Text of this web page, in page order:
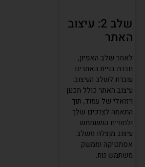
שלב 2: עיצוב
האתר
לאחר שלב האפיון,
חברת בניית האתרים
עוברת לשלב העיצוב.
עיצוב האתר כולל תכנון
ויזואלי של עמוד, תוך
התאמה לצרכים שלך
ולחוויית המשתמש.
עיצוב מוצלח משלב
אסתטיקה וממשק
משתמש נוח.